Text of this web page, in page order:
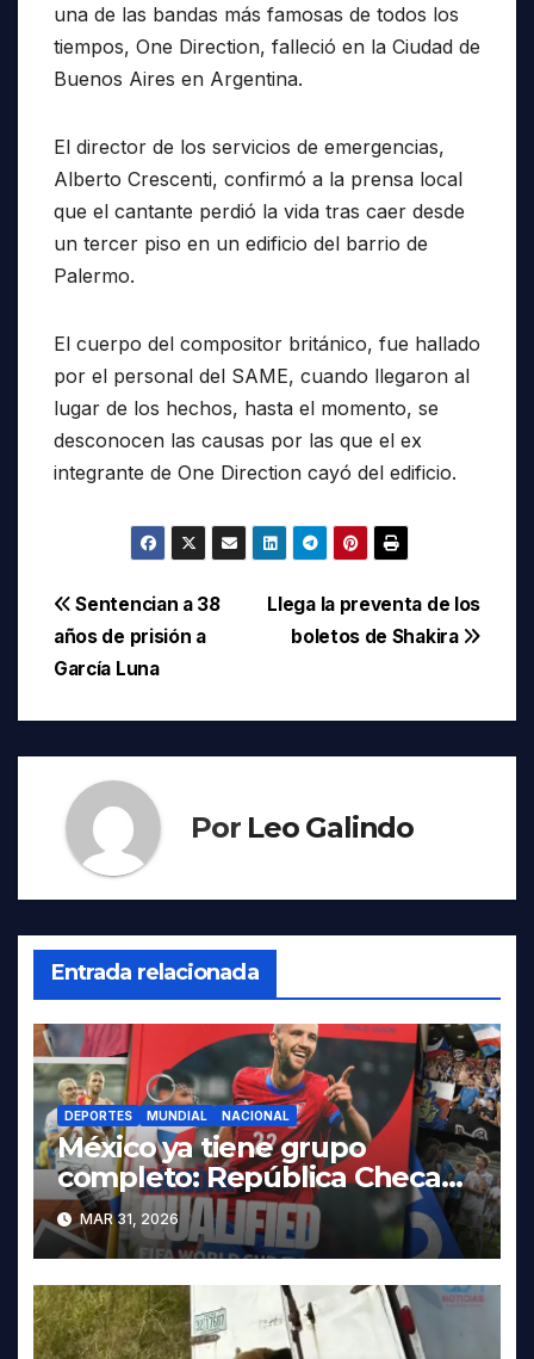
una de las bandas más famosas de todos los
tiempos, One Direction, falleció en la Ciudad de
Buenos Aires en Argentina.
El director de los servicios de emergencias,
Alberto Crescenti, confirmó a la prensa local
que el cantante perdió la vida tras caer desde
un tercer piso en un edificio del barrio de
Palermo.
El cuerpo del compositor británico, fue hallado
por el personal del SAME, cuando llegaron al
lugar de los hechos, hasta el momento, se
desconocen las causas por las que el ex
integrante de One Direction cayó del edificio.
Navegación
de
entradas
Llega la preventa de los
boletos de Shakira
Sentencian a 38
años de prisión a
García Luna
Por Leo Galindo
Entrada relacionada
DEPORTES MUNDIAL NACIONAL
México ya tiene grupo
completo: República Checa
avanza en penales
MAR 31, 2026